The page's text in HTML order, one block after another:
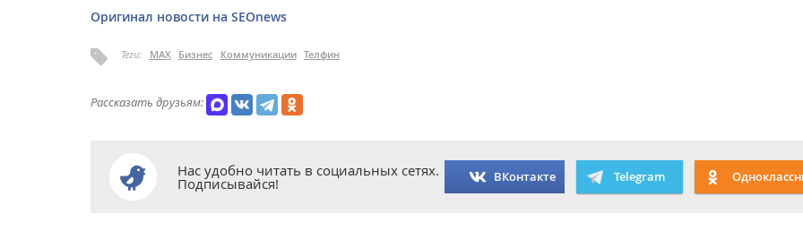
Оригинал новости на SEOnews
Теги: MAX Бизнес Коммуникации Телфин
Рассказать друзьям:
Нас удобно читать в социальных сетях.
Подписывайся! ВКонтакте Telegram